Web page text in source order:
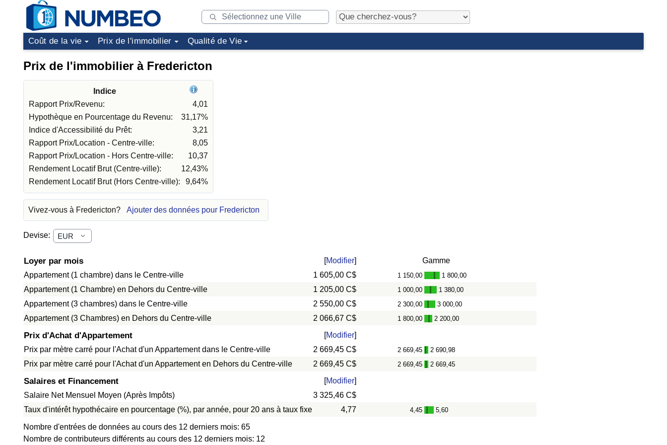
Coût de la vie Prix de l'immobilier Qualité de Vie
Prix de l'immobilier à Fredericton
Indice
Rapport Prix/Revenu:
4,01
Hypothèque en Pourcentage du Revenu:
31,17%
Indice d'Accessibilité du Prêt:
3,21
Rapport Prix/Location - Centre-ville:
8,05
Rapport Prix/Location - Hors Centre-ville:
10,37
Rendement Locatif Brut (Centre-ville):
12,43%
Rendement Locatif Brut (Hors Centre-ville):
9,64%
Vivez-vous à Fredericton? Ajouter des données pour Fredericton
Devise:
Loyer par mois [Modifier]
Gamme
Appartement (1 chambre) dans le Centre-ville
1 605,00 C$ 1 150,00 - 1 800,00
Appartement (1 Chambre) en Dehors du Centre-ville 1 205,00 C$ 1 000,00 - 1 380,00
Appartement (3 chambres) dans le Centre-ville 2 550,00 C$ 2 300,00 - 3 000,00
Appartement (3 Chambres) en Dehors du Centre-ville 2 066,67 C$ 1 800,00 - 2 200,00
Prix d'Achat d'Appartement [Modifier]
Prix par mètre carré pour l'Achat d'un Appartement dans le Centre-ville
2 669,45 C$ 2 669,45 - 2 690,98
Prix par mètre carré pour l'Achat d'un Appartement en Dehors du Centre-ville 2 669,45 C$ 2 669,45 - 2 669,45
Salaires et Financement [Modifier]
Salaire Net Mensuel Moyen (Après Impôts)
3 325,46 C$
Taux d'intérêt hypothécaire en pourcentage (%), par année, pour 20 ans à taux fixe
4,77 4,45 - 5,60
Nombre d'entrées de données au cours des 12 derniers mois: 65
Nombre de contributeurs différents au cours des 12 derniers mois: 12